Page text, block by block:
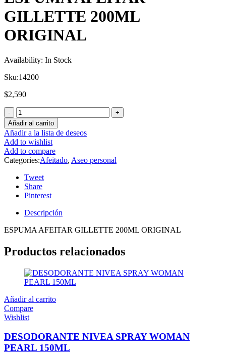
GILLETTE 200ML
ORIGINAL
Availability: In Stock
Sku:14200
$2,590
Añadir al carrito
Añadir a la lista de deseos
Add to wishlist
Add to compare
Categories:Afeitado, Aseo personal
Tweet
Share
Pinterest
Descripción
ESPUMA AFEITAR GILLETTE 200ML ORIGINAL
Productos relacionados
Añadir al carrito
Compare
Wishlist
DESODORANTE NIVEA SPRAY WOMAN
PEARL 150ML